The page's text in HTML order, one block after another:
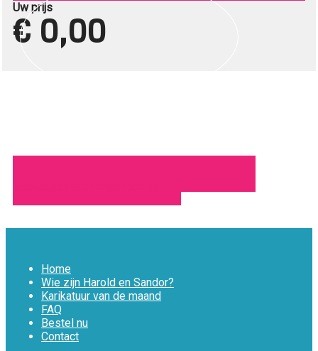
Uw prijs
€ 0,00
Home
Wie zijn Harold en Sandor?
Karikatuur van de maand
FAQ
Bestel nu
Contact